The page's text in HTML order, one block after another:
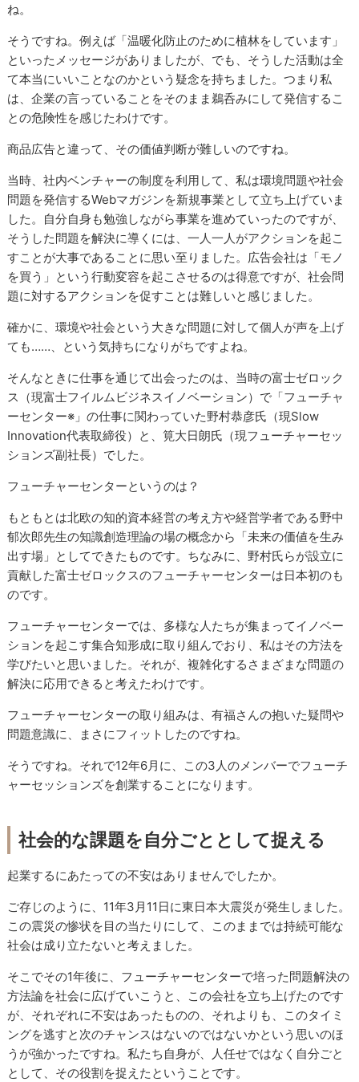
ね。
そうですね。例えば「温暖化防止のために植林をしています」
といったメッセージがありましたが、でも、そうした活動は全
て本当にいいことなのかという疑念を持ちました。つまり私
は、企業の言っていることをそのまま鵜呑みにして発信するこ
との危険性を感じたわけです。
商品広告と違って、その価値判断が難しいのですね。
当時、社内ベンチャーの制度を利用して、私は環境問題や社会
問題を発信するWebマガジンを新規事業として立ち上げていま
した。自分自身も勉強しながら事業を進めていったのですが、
そうした問題を解決に導くには、一人一人がアクションを起こ
すことが大事であることに思い至りました。広告会社は「モノ
を買う」という行動変容を起こさせるのは得意ですが、社会問
題に対するアクションを促すことは難しいと感じました。
確かに、環境や社会という大きな問題に対して個人が声を上げ
ても……、という気持ちになりがちですよね。
そんなときに仕事を通じて出会ったのは、当時の富士ゼロック
ス（現富士フイルムビジネスイノベーション）で「フューチャ
ーセンター※」の仕事に関わっていた野村恭彦氏（現Slow
Innovation代表取締役）と、筧大日朗氏（現フューチャーセッ
ションズ副社長）でした。
フューチャーセンターというのは？
もともとは北欧の知的資本経営の考え方や経営学者である野中
郁次郎先生の知識創造理論の場の概念から「未来の価値を生み
出す場」としてできたものです。ちなみに、野村氏らが設立に
貢献した富士ゼロックスのフューチャーセンターは日本初のも
のです。
フューチャーセンターでは、多様な人たちが集まってイノベー
ションを起こす集合知形成に取り組んでおり、私はその方法を
学びたいと思いました。それが、複雑化するさまざまな問題の
解決に応用できると考えたわけです。
フューチャーセンターの取り組みは、有福さんの抱いた疑問や
問題意識に、まさにフィットしたのですね。
そうですね。それで12年6月に、この3人のメンバーでフューチ
ャーセッションズを創業することになります。
社会的な課題を自分ごととして捉える
起業するにあたっての不安はありませんでしたか。
ご存じのように、11年3月11日に東日本大震災が発生しました。
この震災の惨状を目の当たりにして、このままでは持続可能な
社会は成り立たないと考えました。
そこでその1年後に、フューチャーセンターで培った問題解決の
方法論を社会に広げていこうと、この会社を立ち上げたのです
が、それぞれに不安はあったものの、それよりも、このタイミ
ングを逃すと次のチャンスはないのではないかという思いのほ
うが強かったですね。私たち自身が、人任せではなく自分ごと
として、その役割を捉えたということです。